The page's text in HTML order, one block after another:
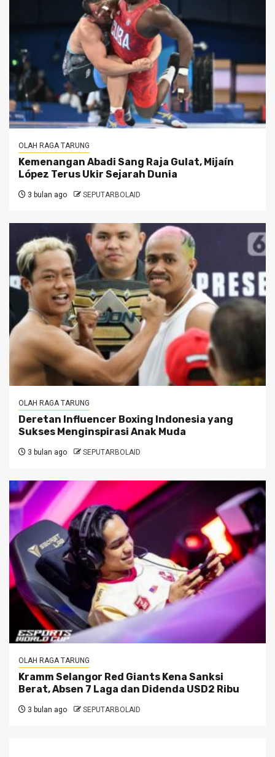
OLAH RAGA TARUNG
Kemenangan Abadi Sang Raja Gulat, Mijaín
López Terus Ukir Sejarah Dunia
3 bulan ago SEPUTARBOLAID
OLAH RAGA TARUNG
Deretan Influencer Boxing Indonesia yang
Sukses Menginspirasi Anak Muda
3 bulan ago SEPUTARBOLAID
OLAH RAGA TARUNG
Kramm Selangor Red Giants Kena Sanksi
Berat, Absen 7 Laga dan Didenda USD2 Ribu
3 bulan ago SEPUTARBOLAID